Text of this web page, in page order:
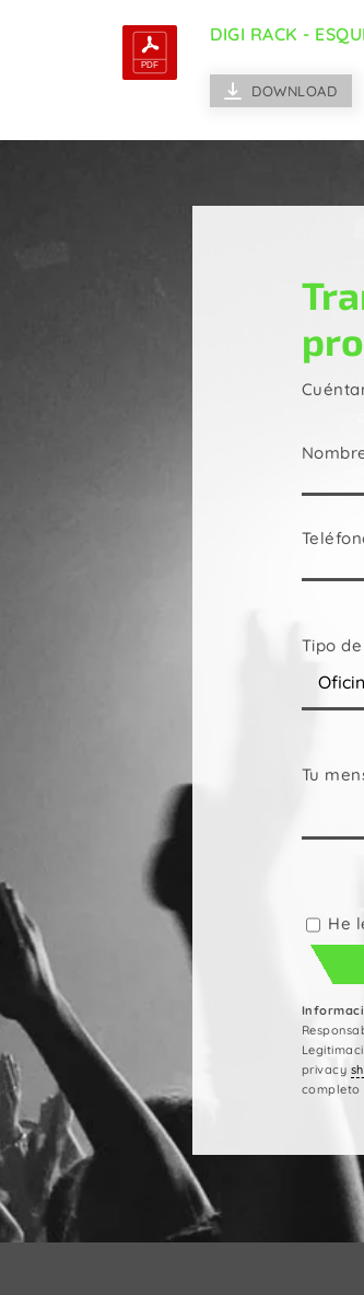
DIGI RACK -
DOWNLOAD
Tipo
Tu
deja
este
campo
vacío.
He
privacy
completo